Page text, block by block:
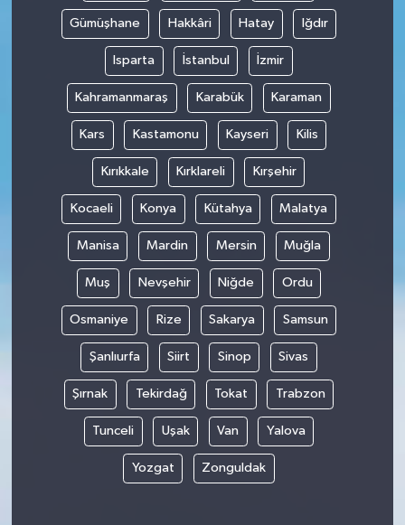
Gümüşhane Hakkâri Hatay Iğdır
Isparta İstanbul İzmir
Kahramanmaraş Karabük Karaman
Kars Kastamonu Kayseri Kilis
Kırıkkale Kırklareli Kırşehir
Kocaeli Konya Kütahya Malatya
Manisa Mardin Mersin Muğla
Muş Nevşehir Niğde Ordu
Osmaniye Rize Sakarya Samsun
Şanlıurfa Siirt Sinop Sivas
Şırnak Tekirdağ Tokat Trabzon
Tunceli Uşak Van Yalova
Yozgat Zonguldak